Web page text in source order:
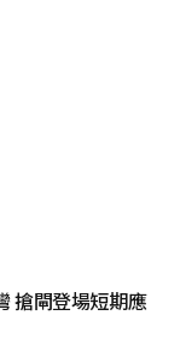
搶閘登場短期應